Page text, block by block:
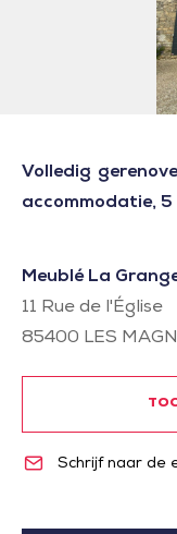
Volledig
accommodatie,
Meublé La
11 Rue de l'Église
85400 LES
Schrijf naar de